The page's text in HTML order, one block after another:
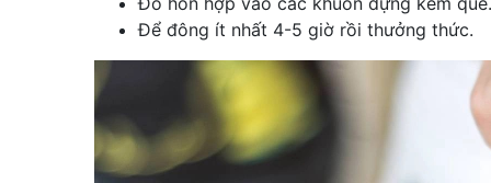
Để đông ít nhất 4-5 giờ rồi thưởng thức.